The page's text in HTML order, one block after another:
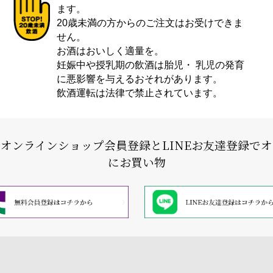
ます。
20歳未満の方からのご注文はお受けできま
せん。
お酒はおいしく適量を。
妊娠中や授乳期の飲酒は胎児・ 乳児の発育
に悪影響を与えるおそれがあります。
飲酒運転は法律で禁止されています。
ンラインショップ会員登録とLINEお友達登録で
にお買い物